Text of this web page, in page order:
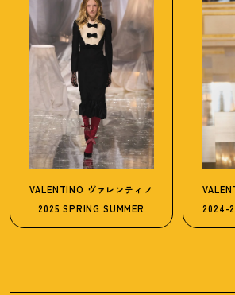
VALENTINO ヴァレンティノ
2025 SPRING SUMMER
2024-